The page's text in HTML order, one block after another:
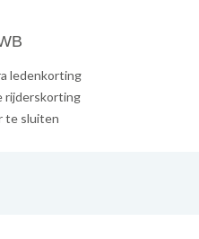
ledenkorting
rijderskorting
te sluiten